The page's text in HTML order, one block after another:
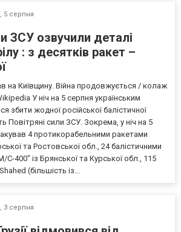
5 серпня
ЗСУ озвучили деталі
: з десятків ракет –
на Київщину. Війна продовжується / колаж
У ніч на 5 серпня українським
збити жодної російської балістичної
Повітряні сили ЗСУ. Зокрема, у ніч на 5
4 протикорабельними ракетами
та Ростовської обл., 24 балістичними
400" із Брянської та Курської обл., 115
(більшість із...
3 серпня